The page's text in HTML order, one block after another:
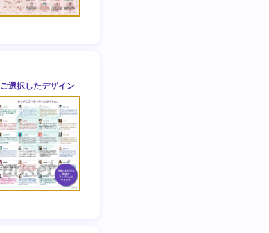
ご選択したデザイン